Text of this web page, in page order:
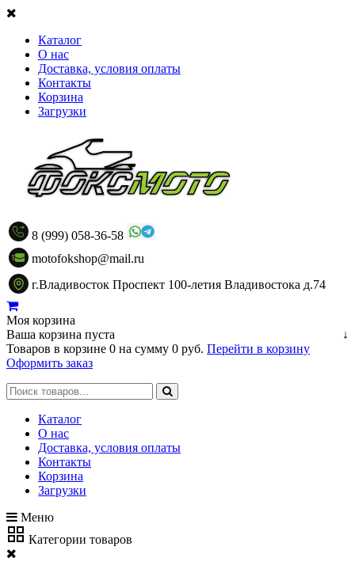
Каталог
О нас
Доставка, условия оплаты
Контакты
Корзина
Загрузки
8 (999) 058-36-58
motofokshop@mail.ru
г.Владивосток Проспект 100-летия Владивостока д.74
Моя корзина
↓
Ваша корзина пуста
Товаров в корзине 0 на сумму 0 руб. Перейти в корзину
Оформить заказ
Каталог
О нас
Доставка, условия оплаты
Контакты
Корзина
Загрузки
Меню
Категории товаров